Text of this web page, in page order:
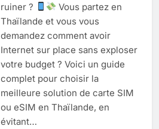
ruiner ?
Vous partez en
Thaïlande et vous vous
demandez comment avoir
Internet sur place sans exploser
votre budget ? Voici un guide
complet pour choisir la
meilleure solution de carte SIM
ou eSIM en Thaïlande, en
évitant…